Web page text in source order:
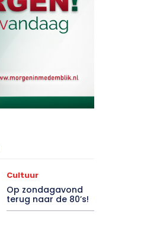
Cultuur
Op zondagavond
terug naar de 80’s!